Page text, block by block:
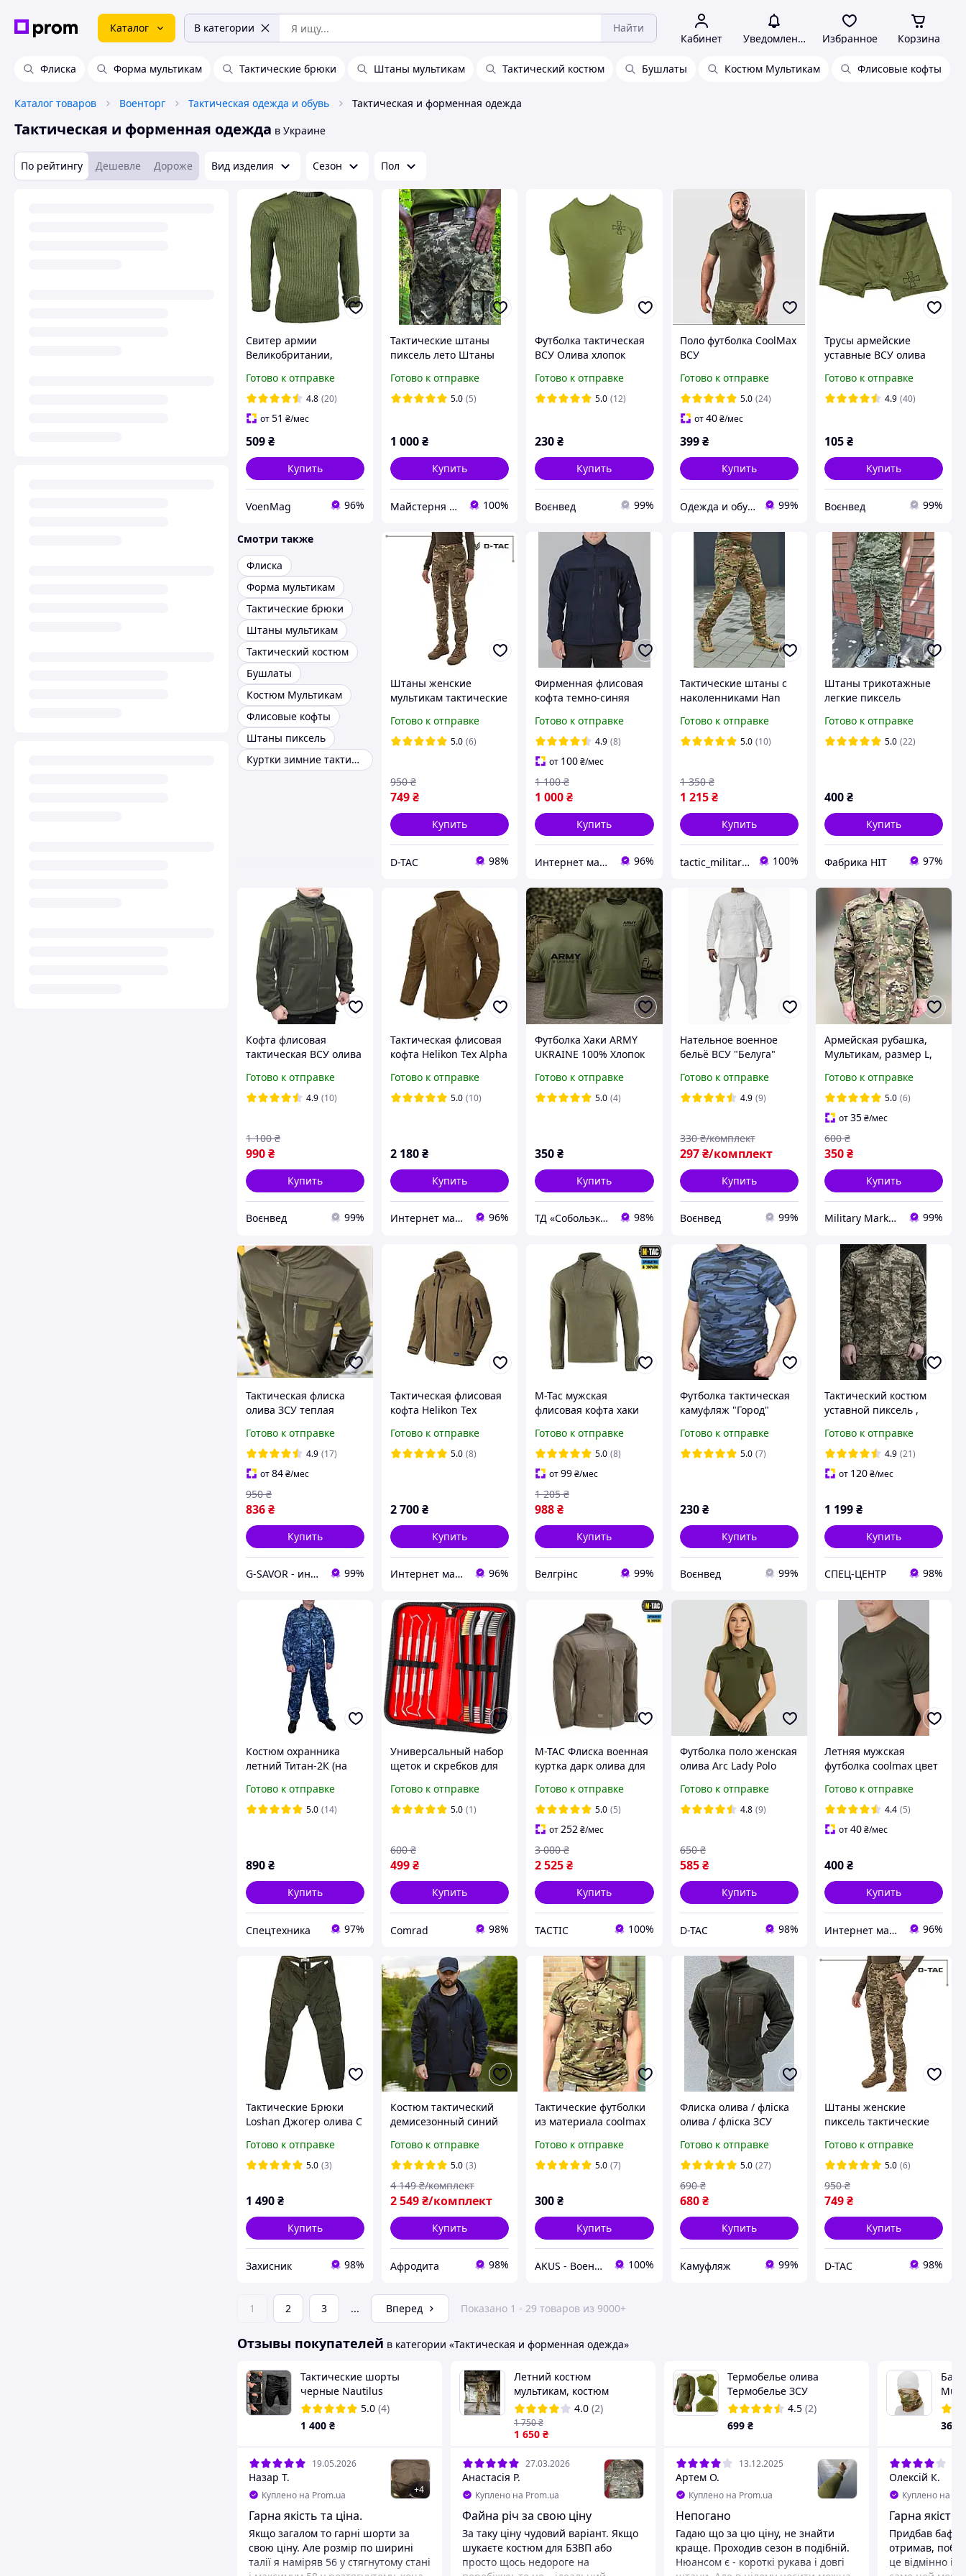
Каталог В категории Найти
Кабинет Уведомления Избранное Корзина
Флиска Форма мультикам Тактические брюки Штаны мультикам Тактический костюм Бушлаты Костюм Мультикам Флисовые кофты
Каталог товаров Военторг Тактическая одежда и обувь Тактическая и форменная одежда
Тактическая и форменная одежда в Украине
По рейтингу Дешевле Дороже Вид изделия Сезон Пол
Свитер армии
Великобритании,
Готово к отправке
4.8 (20)
от51 ₴/мес
509₴
Купить
VoenMag 96%
Тактические штаны
пиксель лето Штаны
Пиксель ММ-14 летние
брюки пиксель ЗСУ
Готово к отправке
5.0 (5)
1 000₴
Купить
Майстерня Спецодягу LTM 100%
Футболка тактическая
ВСУ Олива хлопок
Готово к отправке
5.0 (12)
230₴
Купить
Воєнвед 99%
Поло футболка CoolMax
ВСУ
62,64р) olive
Готово к отправке
5.0 (24)
от40 ₴/мес
399 ₴
Купить
Одежда и обувь для рыбаков и охотников, спецодежда от производителя 99%
Трусы армейские
уставные ВСУ олива
Готово к отправке
4.9 (40)
105₴
Купить
Воєнвед 99%
Смотри также
Флиска
Форма мультикам
Тактические брюки
Штаны мультикам
Тактический костюм
Бушлаты
Костюм Мультикам
Флисовые кофты
Штаны пиксель
Куртки зимние тактические
Штаны женские
мультикам тактические
военные зсу
Готово к отправке
5.0 (6)
749₴
950 ₴
Купить
D-TAC 98%
Фирменная флисовая
кофта темно-синяя
Готово к отправке
4.9 (8)
от 100₴/мес
1 000₴
1 100 ₴
Купить
Интернет магазин NickMarket 96%
Тактические штаны с
наколенниками Han
Мультикам XS, S, M, L,
XL, 2XL, 3XL, 4XL
Готово к отправке
5.0 (10)
1 215 ₴
1 350 ₴
Купить
tactic_military_shop 100%
Штаны трикотажные
легкие пиксель
Готово к отправке
5.0 (22)
400₴
Купить
Фабрика НІТ 97%
Кофта флисовая
тактическая ВСУ олива
Готово к отправке
4.9 (10)
990₴
1 100 ₴
Купить
Воєнвед 99%
Тактическая флисовая
кофта Helikon Tex Alpha
Coyote, для туризма,
активного отдыха
Готово к отправке
5.0 (10)
2 180₴
Купить
Интернет магазин Tirlimboom 96%
Футболка Хаки ARMY
UKRAINE 100% Хлопок
Готово к отправке
5.0 (4)
350₴
Купить
ТД «Собольэкспресс» 98%
Нательное военное
бельё ВСУ "Белуга"
Готово к отправке
4.9 (9)
297 ₴/комплект
330 ₴/комплект
Купить
Воєнвед 99%
Армейская рубашка,
Мультикам, размер L,
рубашка для военного
Готово к отправке
5.0 (6)
от35₴/мес
350₴
600 ₴
Купить
Military Market: UA 99%
Тактическая флиска
олива ЗСУ теплая
кофта военная флиска
олива НГУ флисовка
хаки
Готово к отправке
4.9 (17)
от84₴/мес
836₴
950 ₴
Купить
G-SAVOR - интернет-магазин сумок, обуви и аксессуаров 99%
Тактическая флисовая
кофта Helikon Tex
Jacket, Coyote,
утеплённая, для
Готово к отправке
5.0 (8)
2 700₴
Купить
Интернет магазин Tirlimboom 96%
M-Tac мужская
флисовая кофта хаки
ЗСУ олива на змейке
Delta Fleece Army Olive
Готово к отправке
5.0 (8)
от99₴/мес
988₴
1 205 ₴
Купить
Велгрінс 99%
Футболка тактическая
камуфляж "Город"
Готово к отправке
5.0 (7)
230 ₴
Купить
Воєнвед 99%
Тактический костюм
уставной пиксель ,
тактическая для ЗСУ
Готово к отправке
4.9 (21)
от 120₴/мес
1 199₴
Купить
СПЕЦ-ЦЕНТР 98%
Костюм охранника
летний Титан-2К (на
Готово к отправке
5.0 (14)
890₴
Купить
Спецтехника 97%
Универсальный набор
щеток и скребков для
Готово к отправке
5.0 (1)
499₴
600 ₴
Купить
Comrad 98%
М-ТАС Флиска военная
куртка дарк олива для
MICROFLEECE GEN.II
Готово к отправке
5.0 (5)
от252₴/мес
2 525₴
3 000 ₴
Купить
TACTIC 100%
Футболка поло женская
олива Arc Lady Polo
Готово к отправке
4.8 (9)
585 ₴
650 ₴
Купить
D-TAC 98%
Летняя мужская
футболка coolmax цвет
Готово к отправке
4.4 (5)
от40₴/мес
400₴
Купить
Интернет магазин NickMarket 96%
Тактические Брюки
Loshan Джогер олива С
ткань
Готово к отправке
5.0 (3)
1 490₴
Купить
Захисник 98%
Костюм тактический
демисезонный синий
непромокаемый на
флисе
Готово к отправке
5.0 (3)
2 549₴/комплект
4 149 ₴/комплект
Купить
Афродита 98%
Тактические футболки
из материала coolmax
Готово к отправке
5.0 (7)
300₴
Купить
AKUS - Военная одежда и амуниция 100%
Флиска олива / фліска
олива / фліска ЗСУ
Готово к отправке
5.0 (27)
680 ₴
690 ₴
Купить
Камуфляж 99%
Штаны женские
пиксель тактические
военные зсу
Готово к отправке
5.0 (6)
749₴
950 ₴
Купить
D-TAC 98%
1 2 3 ... Вперед Показано 1 - 29 товаров из 9000+
Отзывы покупателей в категории «Тактическая и форменная одежда»
Тактические шорты
черные Nautilus
5.0 (4)
1 400 ₴
19.05.2026
Назар Т.
Куплено на Prom.ua +4
Гарна якість та ціна.
Якщо загалом то гарні шорти за
свою ціну. Але розмір по ширині
талії я наміряв 56 у стягнутому стані
Летний костюм
мультикам, костюм
мультикам ЗСУ, летняя
форма мультикам, форма
китель штаны мультикам,
полевая форма
4.0 (2)
1 650 ₴
1 750₴
27.03.2026
Анастасія Р.
Куплено на Prom.ua
Файна річ за свою ціну
За таку ціну чудовий варіант. Якщо
шукаєте костюм для БЗВП або
просто щось недороге на
Термобелье олива
Термобелье ЗСУ
Армейское термобелье
тактическая форма
термуха ЗСУ ВСУ
4.5 (2)
699 ₴
13.12.2025
Артем О.
Куплено на Prom.ua
Непогано
Гадаю що за цю ціну, не знайти
краще. Проходив сезон в подібній.
Нюансом є - короткі рукава і довгі
360
Олексій К.
Куплено на
Гарна якість
Придбав баф у
отримав,
це відмінно і